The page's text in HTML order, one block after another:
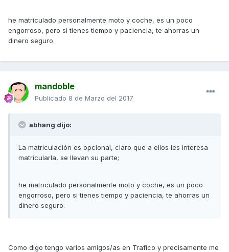
he matriculado personalmente moto y coche, es un poco
engorroso, pero si tienes tiempo y paciencia, te ahorras un
dinero seguro.
mandoble
Publicado 8 de Marzo del 2017
abhang dijo:
La matriculación es opcional, claro que a ellos les interesa
matricularla, se llevan su parte;
he matriculado personalmente moto y coche, es un poco
engorroso, pero si tienes tiempo y paciencia, te ahorras un
dinero seguro.
Como digo tengo varios amigos/as en Trafico y precisamente me